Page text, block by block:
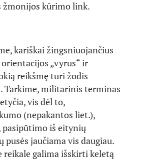
žmonijos kūrimo link.
kariškai žingsniuojančius
„vyrus“ ir
reikšmę turi žodis
Tarkime, militarinis terminas
vis dėl to,
(nepakantos liet.),
pasipūtimo iš eitynių
pusės jaučiama vis daugiau.
reikale galima išskirti keletą